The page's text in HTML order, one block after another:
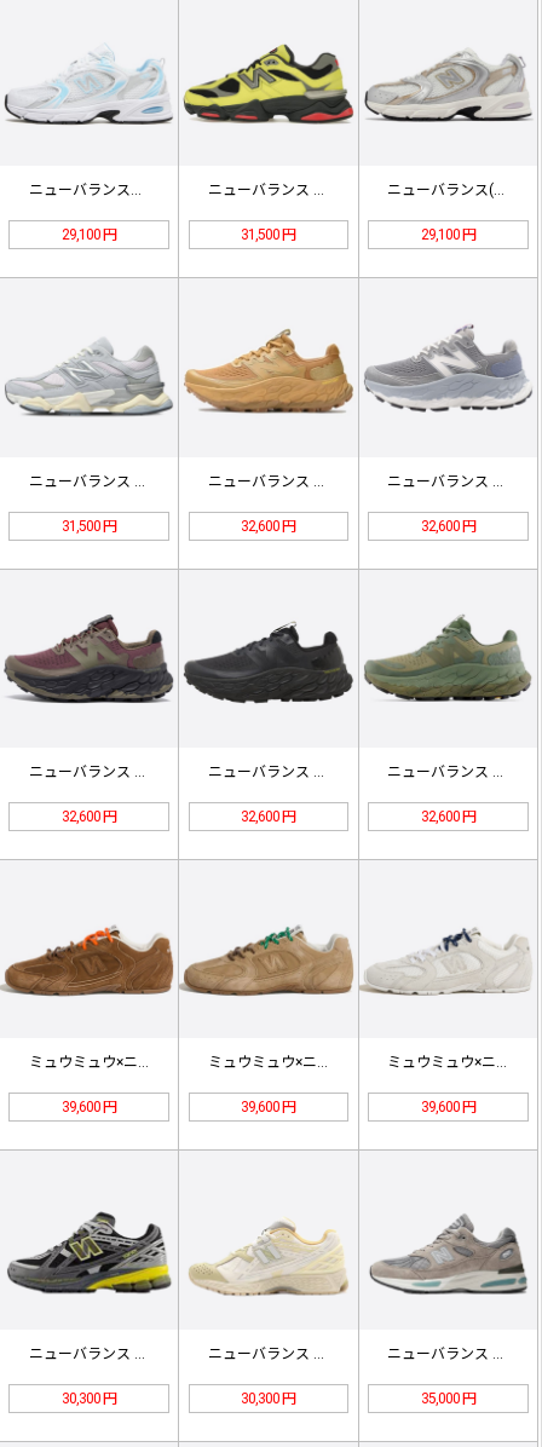
ニューバランス「ホワイトブルーヘイズ…
29,100 円
ニューバランス イエロー 24SS-…
31,500 円
ニューバランス(ホワイト/シルバー/…
29,100 円
31,500 円 32,600 円 32,600 円
ニューバランス フレッシュ フォーム…
32,600 円
ニューバランス フレッシュ フォーム…
32,600 円
ニューバランス フレッシュ フォーム…
32,600 円
ミュウミュウ×ニューバランス 530…
39,600 円
ミュウミュウ×ニューバランス 530…
39,600 円
ミュウミュウ×ニューバランス 530…
39,600 円
30,300 円 30,300 円 35,000 円